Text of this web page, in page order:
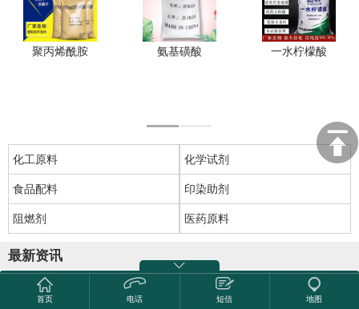
聚丙烯酰胺 氨基磺酸 一水柠檬酸
化工原料 化学试剂
食品配料 印染助剂
阻燃剂 医药原料
最新资讯
热烈祝贺哈尔滨市龙远粮贸有限公司获批2000万供应链核心额
首页 电话 短信 地图